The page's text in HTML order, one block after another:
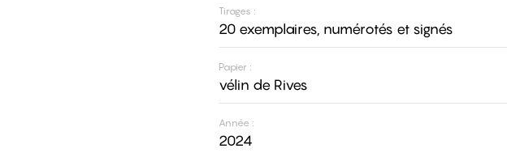
Tirages :
20 exemplaires, numérotés et signés
Papier :
vélin de Rives
Année :
2024